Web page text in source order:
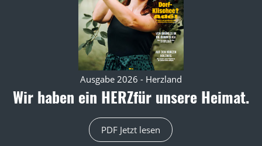
Ausgabe 2026 - Herzland
Wir haben ein HERZfür unsere Heimat.
PDF Jetzt lesen